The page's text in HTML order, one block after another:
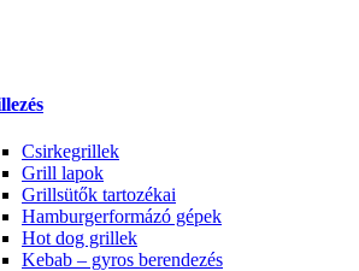
Csirkegrillek
Grill lapok
Grillsütők tartozékai
Hamburgerformázó gépek
Hot dog grillek
Kebab – gyros berendezés